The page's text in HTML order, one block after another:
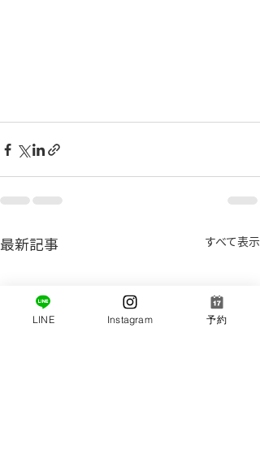
最新記事 すべて表示
LINE Instagram 予約